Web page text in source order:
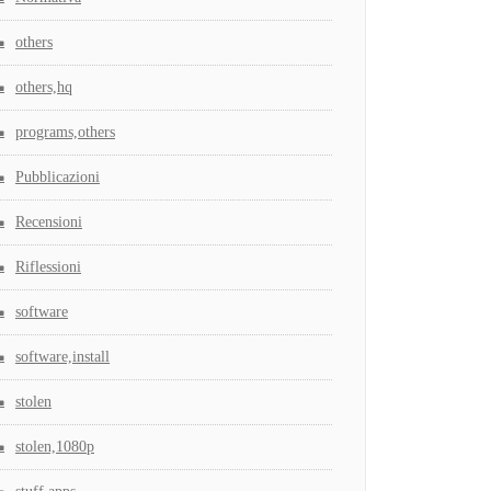
others
others,hq
programs,others
Pubblicazioni
Recensioni
Riflessioni
software
software,install
stolen
stolen,1080p